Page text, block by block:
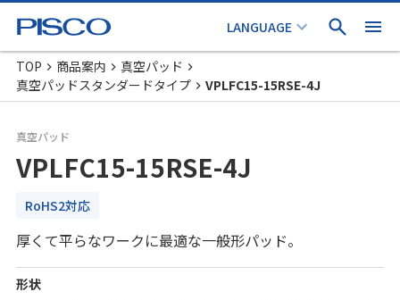
TOP 商品案内
真空パッド
真空パッドスタンダードタイプ
VPLFC15-15RSE-4J
真空パッド
VPLFC15-15RSE-4J
RoHS2対応
厚くて平らなワークに最適な一般形パッド。
形状